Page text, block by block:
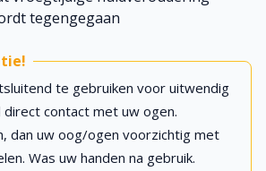
tegengegaan
te gebruiken voor uitwendig
direct contact met uw ogen.
dan uw oog/ogen voorzichtig met
Was uw handen na gebruik.